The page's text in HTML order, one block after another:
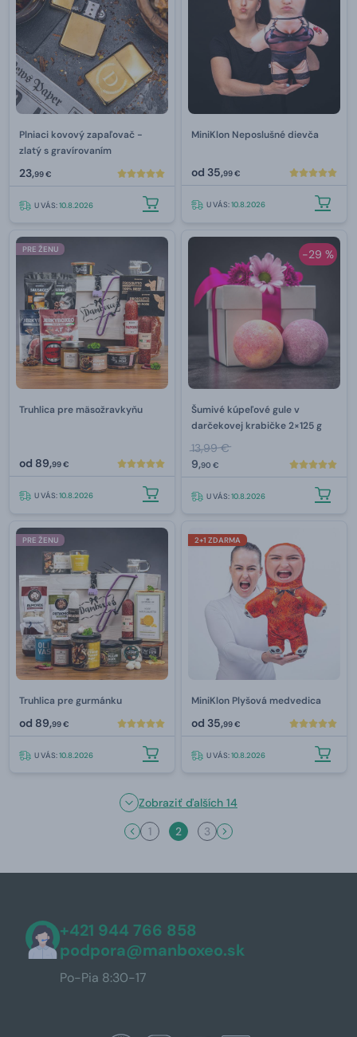
Plniaci kovový zapaľovač -
zlatý s gravírovaním
23,99 €
U VÁS:10.8.2026
MiniKlon Neposlušné dievča
od 35,99 €
U VÁS:10.8.2026
PRE ŽENU
Truhlica pre mäsožravkyňu
od 89,99 €
U VÁS:10.8.2026
-29 %
Šumivé kúpeľové gule v
darčekovej krabičke 2×125 g
13,99 €
9,90 €
U VÁS:10.8.2026
PRE ŽENU
Truhlica pre gurmánku
od 89,99 €
U VÁS:10.8.2026
2+1 ZDARMA
MiniKlon Plyšová medvedica
od 35,99 €
U VÁS:10.8.2026
Zobraziť ďalších 14
1
2 3
+421 944 766 858
podpora@manboxeo.sk
Po-Pia 8:30-17